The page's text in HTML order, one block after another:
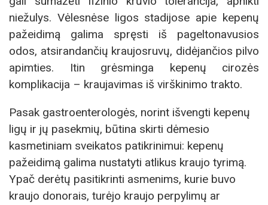
niežulys. Vėlesnėse ligos stadijose apie kepenų
pažeidimą galima spręsti iš pageltonavusios
odos, atsirandančių kraujosruvų, didėjančios pilvo
apimties. Itin grėsminga kepenų cirozės
komplikacija – kraujavimas iš virškinimo trakto.
Pasak gastroenterologės, norint išvengti kepenų
ligų ir jų pasekmių, būtina skirti dėmesio
kasmetiniam sveikatos patikrinimui: kepenų
pažeidimą galima nustatyti atlikus kraujo tyrimą.
Ypač derėtų pasitikrinti asmenims, kurie buvo
kraujo donorais, turėjo kraujo perpylimų ar